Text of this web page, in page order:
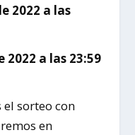
2022 a las
2022 a las 23:59
sorteo con
en